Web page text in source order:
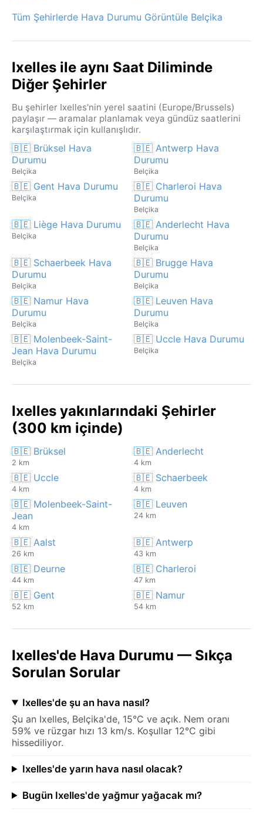
Tüm Şehirlerde Hava Durumu Görüntüle Belçika
Ixelles ile aynı Saat Diliminde
Diğer Şehirler
Bu şehirler Ixelles'nin yerel saatini (Europe/Brussels)
paylaşır — aramalar planlamak veya gündüz saatlerini
karşılaştırmak için kullanışlıdır.
🇧🇪 Brüksel Hava
Durumu
Belçika
🇧🇪 Antwerp Hava
Durumu
Belçika
🇧🇪 Gent Hava Durumu
Belçika
🇧🇪 Charleroi Hava
Durumu
Belçika
🇧🇪 Liège Hava Durumu
Belçika
🇧🇪 Anderlecht Hava
Durumu
Belçika
🇧🇪 Schaerbeek Hava
Durumu
Belçika
🇧🇪 Brugge Hava
Durumu
Belçika
🇧🇪 Namur Hava
Durumu
Belçika
🇧🇪 Leuven Hava
Durumu
Belçika
🇧🇪 Molenbeek-Saint-
Jean Hava Durumu
Belçika
🇧🇪 Uccle Hava Durumu
Belçika
Ixelles yakınlarındaki Şehirler
(300 km içinde)
🇧🇪 Brüksel
2 km
🇧🇪 Anderlecht
4 km
🇧🇪 Uccle
4 km
🇧🇪 Schaerbeek
4 km
🇧🇪 Molenbeek-Saint-
Jean
4 km
🇧🇪 Leuven
24 km
🇧🇪 Aalst
26 km
🇧🇪 Antwerp
43 km
🇧🇪 Deurne
44 km
🇧🇪 Charleroi
47 km
🇧🇪 Gent
52 km
🇧🇪 Namur
54 km
Ixelles'de Hava Durumu — Sıkça
Sorulan Sorular
Ixelles'de şu an hava nasıl?
Şu an Ixelles, Belçika'de, 15°C ve açık. Nem oranı
59% ve rüzgar hızı 13 km/s. Koşullar 12°C gibi
hissediliyor.
Ixelles'de yarın hava nasıl olacak?
Bugün Ixelles'de yağmur yağacak mı?